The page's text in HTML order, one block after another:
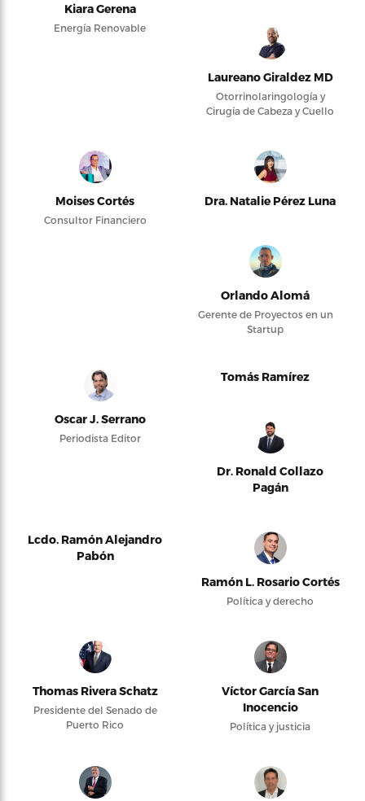
Kiara Gerena
Energía Renovable
Laureano Giraldez MD
Otorrinolaringología y
Cirugía de Cabeza y Cuello
Moises Cortés
Consultor Financiero
Dra. Natalie Pérez Luna
Orlando Alomá
Gerente de Proyectos en un
Startup
Oscar J. Serrano
Periodista Editor
Tomás Ramírez
Dr. Ronald Collazo
Pagán
Lcdo. Ramón Alejandro
Pabón
Ramón L. Rosario Cortés
Política y derecho
Thomas Rivera Schatz
Presidente del Senado de
Puerto Rico
Víctor García San
Inocencio
Política y justicia